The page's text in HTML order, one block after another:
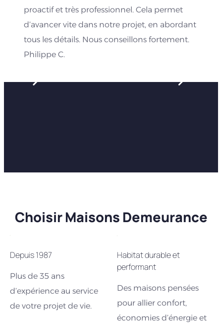
proactif et très professionnel. Cela permet
d’avancer vite dans notre projet, en abordant
tous les détails. Nous conseillons fortement.
Philippe C.
Choisir Maisons Demeurance
Depuis 1987
Plus de 35 ans
d’expérience au service
de votre projet de vie.
Habitat durable et
performant
Des maisons pensées
pour allier confort,
économies d’énergie et